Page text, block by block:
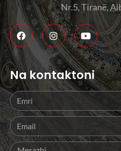
Nr.5, Tiranë,
Na kontaktoni